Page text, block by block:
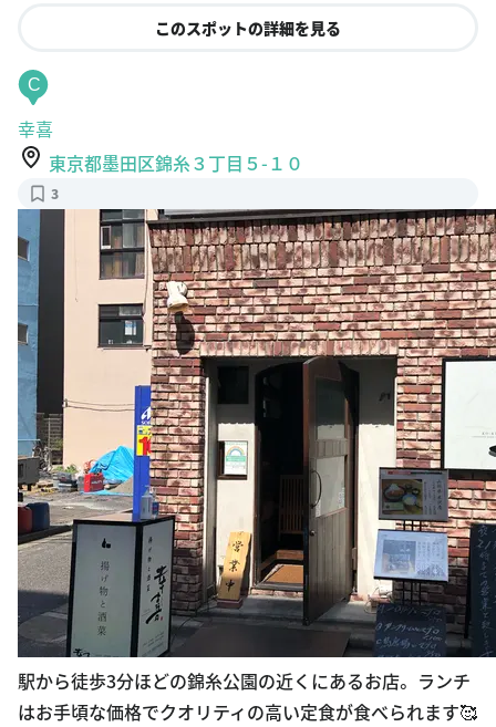
このスポットの詳細を見る
C
幸喜
東京都墨田区錦糸３丁目５-１０
3
駅から徒歩3分ほどの錦糸公園の近くにあるお店。 ランチ
はお手頃な価格でクオリティの高い定食が食べられます🥰